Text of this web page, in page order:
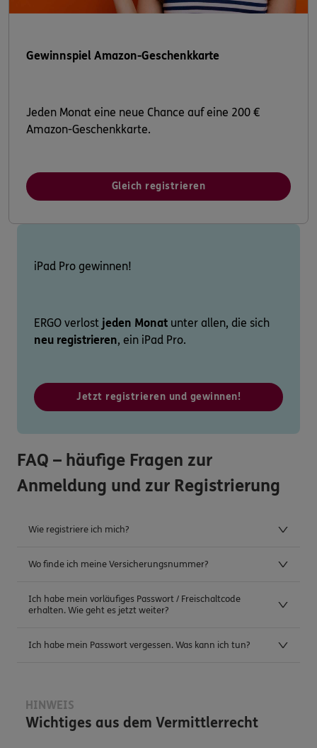
Gewinnspiel Amazon-Geschenkkarte
Jeden Monat eine neue Chance auf eine 200 €
Amazon-Geschenkkarte.
Gleich registrieren
iPad Pro gewinnen!
ERGO verlost jeden Monat unter allen, die sich
neu registrieren, ein iPad Pro.
Jetzt registrieren und gewinnen!
FAQ – häufige Fragen zur
Anmeldung und zur Registrierung
Wie registriere ich mich?
Wo finde ich meine Versicherungsnummer?
Ich habe mein vorläufiges Passwort / Freischaltcode
erhalten. Wie geht es jetzt weiter?
Ich habe mein Passwort vergessen. Was kann ich tun?
HINWEIS
Wichtiges aus dem Vermittlerrecht